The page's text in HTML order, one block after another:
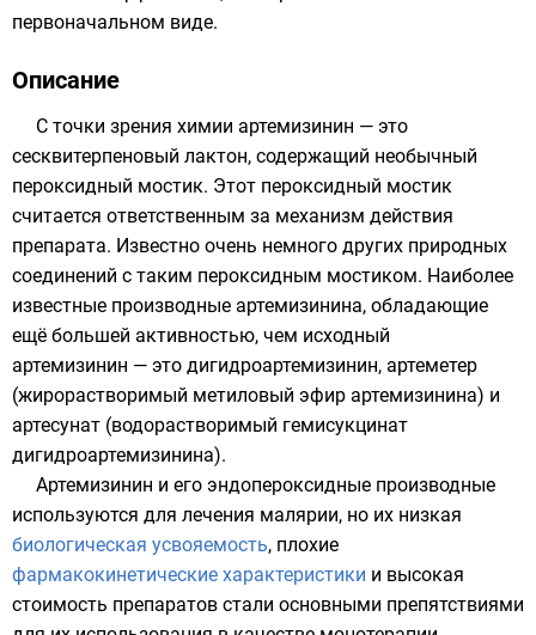
первоначальном виде.
Описание
С точки зрения химии артемизинин — это
сесквитерпеновый лактон, содержащий необычный
пероксидный мостик. Этот пероксидный мостик
считается ответственным за механизм действия
препарата. Известно очень немного других природных
соединений с таким пероксидным мостиком. Наиболее
известные производные артемизинина, обладающие
ещё большей активностью, чем исходный
артемизинин — это дигидроартемизинин, артеметер
(жирорастворимый метиловый эфир артемизинина) и
артесунат (водорастворимый гемисукцинат
дигидроартемизинина).
Артемизинин и его эндопероксидные производные
используются для лечения малярии, но их низкая
биологическая усвояемость, плохие
фармакокинетические характеристики и высокая
стоимость препаратов стали основными препятствиями